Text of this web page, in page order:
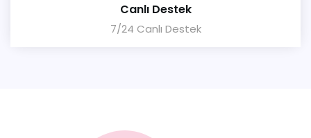
Canlı Destek
7/24 Canlı Destek